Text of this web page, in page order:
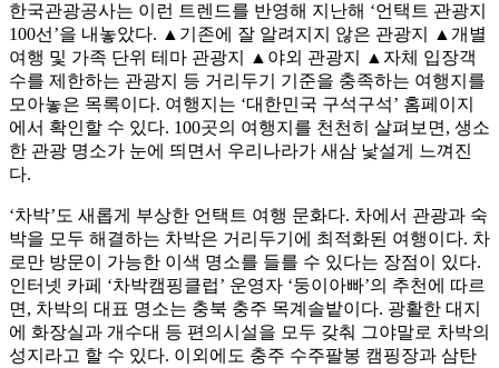
한국관광공사는 이런 트렌드를 반영해 지난해 ‘언택트 관광지
100선’을 내놓았다. ▲기존에 잘 알려지지 않은 관광지 ▲개별
여행 및 가족 단위 테마 관광지 ▲야외 관광지 ▲자체 입장객
수를 제한하는 관광지 등 거리두기 기준을 충족하는 여행지를
모아놓은 목록이다. 여행지는 ‘대한민국 구석구석’ 홈페이지
에서 확인할 수 있다. 100곳의 여행지를 천천히 살펴보면, 생소
한 관광 명소가 눈에 띄면서 우리나라가 새삼 낯설게 느껴진
다.
‘차박’도 새롭게 부상한 언택트 여행 문화다. 차에서 관광과 숙
박을 모두 해결하는 차박은 거리두기에 최적화된 여행이다. 차
로만 방문이 가능한 이색 명소를 들를 수 있다는 장점이 있다.
인터넷 카페 ‘차박캠핑클럽’ 운영자 ‘둥이아빠’의 추천에 따르
면, 차박의 대표 명소는 충북 충주 목계솔밭이다. 광활한 대지
에 화장실과 개수대 등 편의시설을 모두 갖춰 그야말로 차박의
성지라고 할 수 있다. 이외에도 충주 수주팔봉 캠핑장과 삼탄